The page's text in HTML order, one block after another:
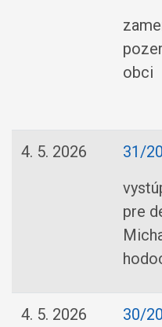
obci
4. 5. 2026
31/
pre
4. 5. 2026
30/